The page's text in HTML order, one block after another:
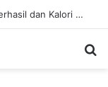
Strategi Makan di Restoran agar Diet Berhasil dan Kalori Tetap Terkontrol